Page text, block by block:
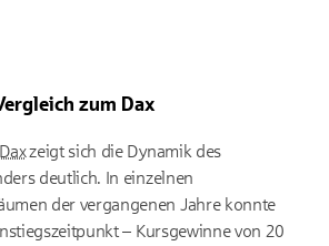
zum Dax
Daxzeigt sich die Dynamik des
deutlich. In einzelnen
der vergangenen Jahre konnte
– Kursgewinne von 20